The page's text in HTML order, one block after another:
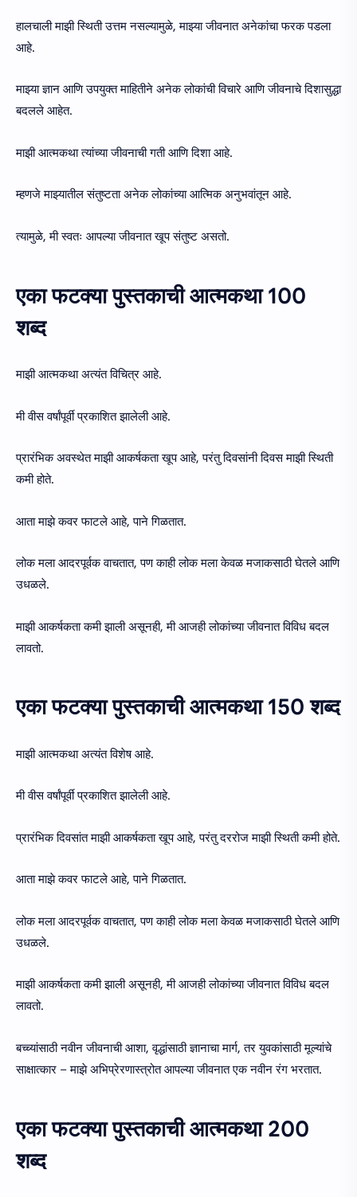
हालचाली माझी स्थिती उत्तम नसल्यामुळे, माझ्या जीवनात अनेकांचा फरक पडला
आहे.
माझ्या ज्ञान आणि उपयुक्त माहितीने अनेक लोकांची विचारे आणि जीवनाचे दिशासुद्धा
बदलले आहेत.
माझी आत्मकथा त्यांच्या जीवनाची गती आणि दिशा आहे.
म्हणजे माझ्यातील संतुष्टता अनेक लोकांच्या आत्मिक अनुभवांतून आहे.
त्यामुळे, मी स्वतः आपल्या जीवनात खूप संतुष्ट असतो.
एका फटक्या पुस्तकाची आत्मकथा 100
शब्द
माझी आत्मकथा अत्यंत विचित्र आहे.
मी वीस वर्षांपूर्वी प्रकाशित झालेली आहे.
प्रारंभिक अवस्थेत माझी आकर्षकता खूप आहे, परंतु दिवसांनी दिवस माझी स्थिती
कमी होते.
आता माझे कवर फाटले आहे, पाने गिळतात.
लोक मला आदरपूर्वक वाचतात, पण काही लोक मला केवळ मजाकसाठी घेतले आणि
उधळले.
माझी आकर्षकता कमी झाली असूनही, मी आजही लोकांच्या जीवनात विविध बदल
लावतो.
एका फटक्या पुस्तकाची आत्मकथा 150 शब्द
माझी आत्मकथा अत्यंत विशेष आहे.
मी वीस वर्षांपूर्वी प्रकाशित झालेली आहे.
प्रारंभिक दिवसांत माझी आकर्षकता खूप आहे, परंतु दररोज माझी स्थिती कमी होते.
आता माझे कवर फाटले आहे, पाने गिळतात.
लोक मला आदरपूर्वक वाचतात, पण काही लोक मला केवळ मजाकसाठी घेतले आणि
उधळले.
माझी आकर्षकता कमी झाली असूनही, मी आजही लोकांच्या जीवनात विविध बदल
लावतो.
बच्च्यांसाठी नवीन जीवनाची आशा, वृद्धांसाठी ज्ञानाचा मार्ग, तर युवकांसाठी मूल्यांचे
साक्षात्कार – माझे अभिप्रेरणास्त्रोत आपल्या जीवनात एक नवीन रंग भरतात.
एका फटक्या पुस्तकाची आत्मकथा 200
शब्द